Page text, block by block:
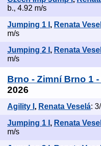
b., 4.92 m/s
Jumping 1 I , Renata
m/s
Jumping 2 I , Renata
m/s
Brno - Zimní Brno 1
2026
Agility I , Renata Veselá:
Jumping 1 I , Renata
m/s